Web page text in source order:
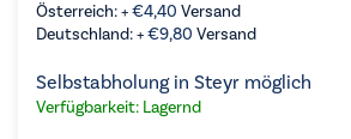
Österreich: +€4,40 Versand
Deutschland: +€9,80 Versand
Selbstabholung in Steyr möglich
Verfügbarkeit: Lagernd